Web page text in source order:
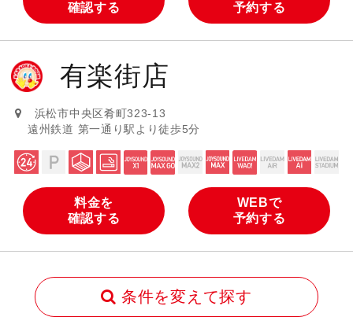
確認する
予約する
有楽街店
浜松市中央区肴町323-13
遠州鉄道 第一通り駅より徒歩5分
料金を
確認する
WEBで
予約する
条件を変えて探す